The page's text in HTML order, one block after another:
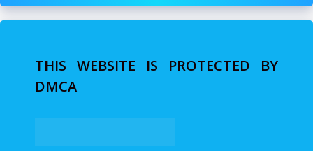
THIS WEBSITE IS PROTECTED BY
DMCA